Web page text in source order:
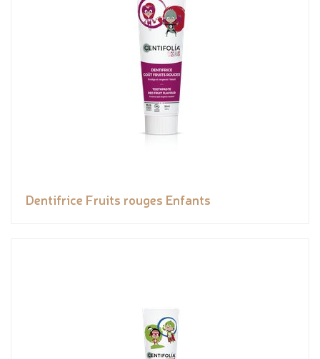
Dentifrice Fruits rouges Enfants